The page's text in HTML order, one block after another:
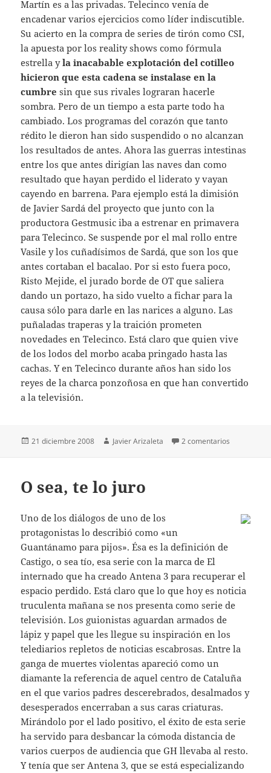
Martín es a las privadas. Telecinco venía de
encadenar varios ejercicios como líder indiscutible.
Su acierto en la compra de series de tirón como CSI,
la apuesta por los reality shows como fórmula
estrella yla inacabable explotación del cotilleo
hicieron que esta cadena se instalase en la
cumbre sin que sus rivales lograran hacerle
sombra. Pero de un tiempo a esta parte todo ha
cambiado. Los programas del corazón que tanto
rédito le dieron han sido suspendido o no alcanzan
los resultados de antes. Ahora las guerras intestinas
entre los que antes dirigían las naves dan como
resultado que hayan perdido el liderato y vayan
cayendo en barrena. Para ejemplo está la dimisión
de Javier Sardá del proyecto que junto con la
productora Gestmusic iba a estrenar en primavera
para Telecinco. Se suspende por el mal rollo entre
Vasile y los cuñadísimos de Sardá, que son los que
antes cortaban el bacalao. Por si esto fuera poco,
Risto Mejide, el jurado borde de OT que saliera
dando un portazo, ha sido vuelto a fichar para la
causa sólo para darle en las narices a alguno. Las
puñaladas traperas y la traición prometen
novedades en Telecinco. Está claro que quien vive
de los lodos del morbo acaba pringado hasta las
cachas. Y en Telecinco durante años han sido los
reyes de la charca ponzoñosa en que han convertido
a la televisión.
Publicado
21 diciembre 2008 Autor
Javier Arizaleta 2 comentarios
O sea, te lo juro
Uno de los diálogos de uno de los
protagonistas lo describió como «un
Guantánamo para pijos». Ésa es la definición de
Castigo, o sea tío, esa serie con la marca de El
internado que ha creado Antena 3 para recuperar el
espacio perdido. Está claro que lo que hoy es noticia
truculenta mañana se nos presenta como serie de
televisión. Los guionistas aguardan armados de
lápiz y papel que les llegue su inspiración en los
telediarios repletos de noticias escabrosas. Entre la
ganga de muertes violentas apareció como un
diamante la referencia de aquel centro de Cataluña
en el que varios padres descerebrados, desalmados y
desesperados encerraban a sus caras criaturas.
Mirándolo por el lado positivo, el éxito de esta serie
ha servido para desbancar la cómoda distancia de
varios cuerpos de audiencia que GH llevaba al resto.
Y tenía que ser Antena 3, que se está especializando